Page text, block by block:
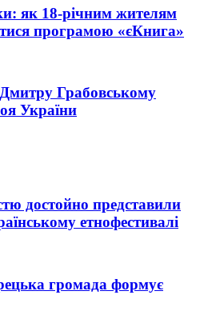
як 18-річним жителям
програмою «єКнига»
Грабовському
України
достойно представили
етнофестивалі
громада формує